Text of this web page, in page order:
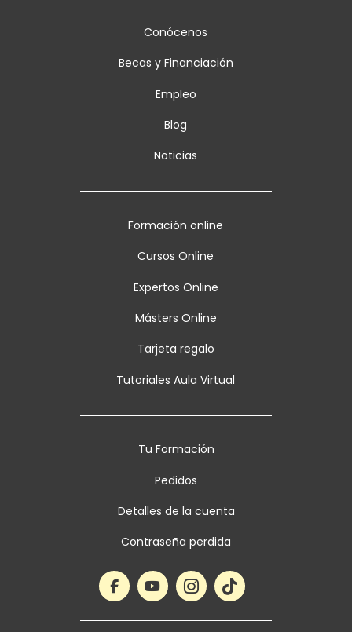
Conócenos
Becas y Financiación
Empleo
Blog
Noticias
Formación online
Cursos Online
Expertos Online
Másters Online
Tarjeta regalo
Tutoriales Aula Virtual
Tu Formación
Pedidos
Detalles de la cuenta
Contraseña perdida